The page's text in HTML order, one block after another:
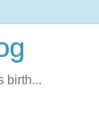
birth...